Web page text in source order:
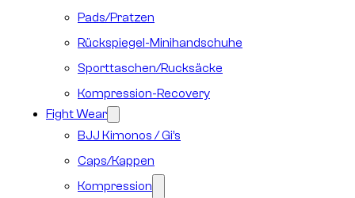
Pads/Pratzen
Rückspiegel-Minihandschuhe
Sporttaschen/Rucksäcke
Kompression-Recovery
Fight Wear
BJJ Kimonos / Gi’s
Caps/Kappen
Kompression